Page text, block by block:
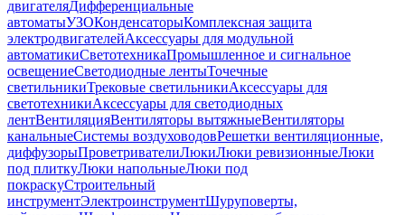
двигателяДифференциальные
автоматыУЗОКонденсаторыКомплексная защита
электродвигателейАксессуары для модульной
автоматикиСветотехникаПромышленное и сигнальное
освещениеСветодиодные лентыТочечные
светильникиТрековые светильникиАксессуары для
светотехникиАксессуары для светодиодных
лентВентиляцияВентиляторы вытяжныеВентиляторы
канальныеСистемы воздуховодовРешетки вентиляционные,
диффузорыПроветривателиЛюкиЛюки ревизионныеЛюки
под плиткуЛюки напольныеЛюки под
покраскуСтроительный
инструментЭлектроинструментШуруповерты,